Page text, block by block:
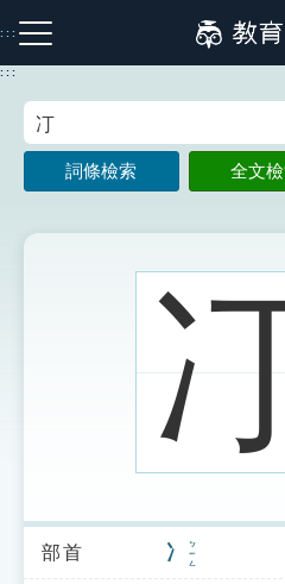
到
主
:::
注音索引圖示 筆畫索引
索引選單
:::
詞條檢索 全文
部首 冫 ㄅㄧㄥ